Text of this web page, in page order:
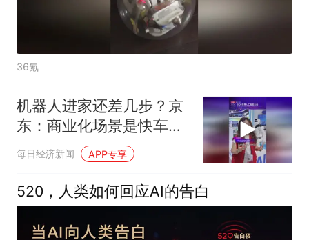
36氪
机器人进家还差几步？京
东：商业化场景是快车
道，未来会有更多消费级
每日经济新闻 APP专享
520，人类如何回应AI的告白